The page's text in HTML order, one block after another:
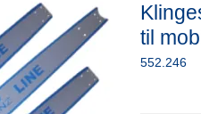
til
552.246